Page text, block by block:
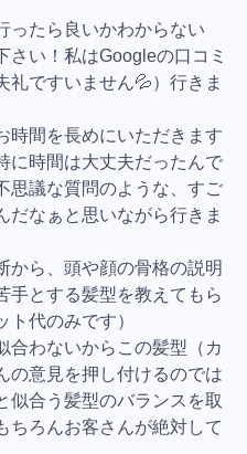
ったら良いかわからない
さい！私はGoogleの口コミ
礼ですいません💦）行きま
時間を長めにいただきます
に時間は大丈夫だったんで
思議な質問のような、すご
だなぁと思いながら行きま
から、頭や顔の骨格の説明
手とする髪型を教えてもら
ト代のみです）
合わないからこの髪型（カ
の意見を押し付けるのでは
似合う髪型のバランスを取
ちろんお客さんが絶対して